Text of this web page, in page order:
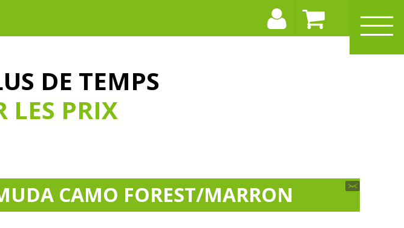
DE TEMPS
LES PRIX
CAMO FOREST/MARRON